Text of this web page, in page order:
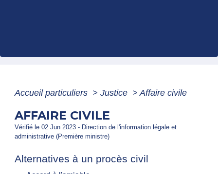
Accueil particuliers > Justice > Affaire civile
AFFAIRE CIVILE
Vérifié le 02 Jun 2023 - Direction de l'information légale et
administrative (Première ministre)
Alternatives à un procès civil